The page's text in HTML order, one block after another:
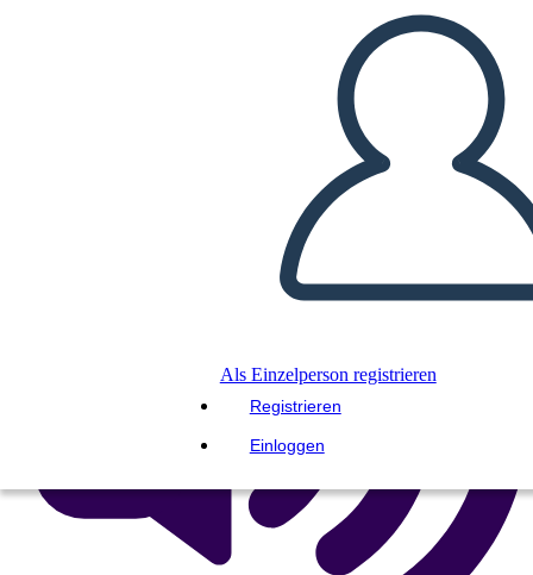
Als Einzelperson registrieren
Registrieren
Einloggen
Kopieren Sie dieses Storyboard
ERSTELLEN SIE EIN STORYBOARD
DIASHOW ABSPIELEN
LIES MIR VOR